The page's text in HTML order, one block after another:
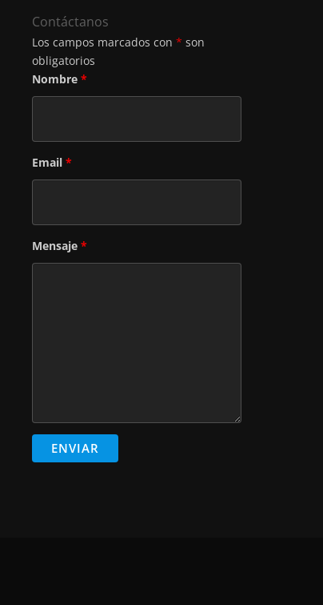
Contáctanos
Los campos marcados con * son
obligatorios
Nombre *
Email *
Mensaje *